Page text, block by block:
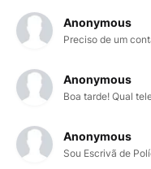
Anonymous
Preciso de um
Anonymous
Boa tarde! Qual
Anonymous
Sou Escrivã de